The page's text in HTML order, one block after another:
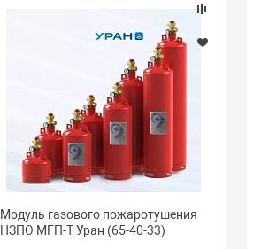
Модуль газового пожаротушения
НЗПО МГП-Т Уран (65-40-33)